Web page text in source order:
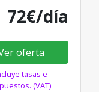
72€/día
oferta
tasas e
(VAT)